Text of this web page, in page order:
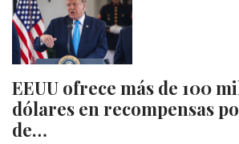
EEUU ofrece más de 100
dólares en recompensas
de…